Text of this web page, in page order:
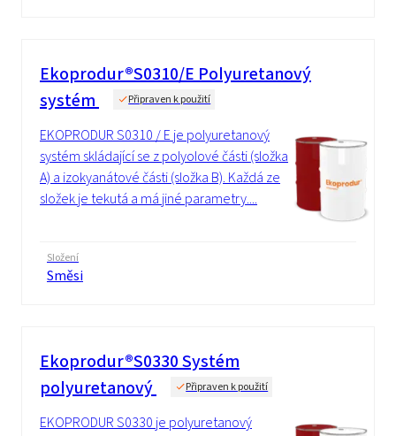
Ekoprodur®S0310/E Polyuretanový
systém
Připraven k použití
EKOPRODUR S0310 / E je polyuretanový
systém skládající se z polyolové části (složka
A) a izokyanátové části (složka B). Každá ze
složek je tekutá a má jiné parametry....
Složení
Směsi
Ekoprodur®S0330 Systém
polyuretanový
Připraven k použití
EKOPRODUR S0330 je polyuretanový